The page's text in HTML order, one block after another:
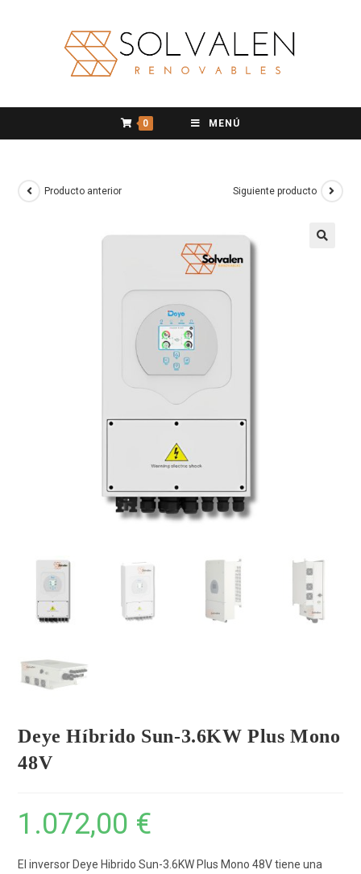
0 MENÚ
Producto anterior Siguiente producto
Deye Híbrido Sun-3.6KW Plus Mono
48V
1.072,00 €
El inversor Deye Hibrido Sun-3.6KW Plus Mono 48V tiene una